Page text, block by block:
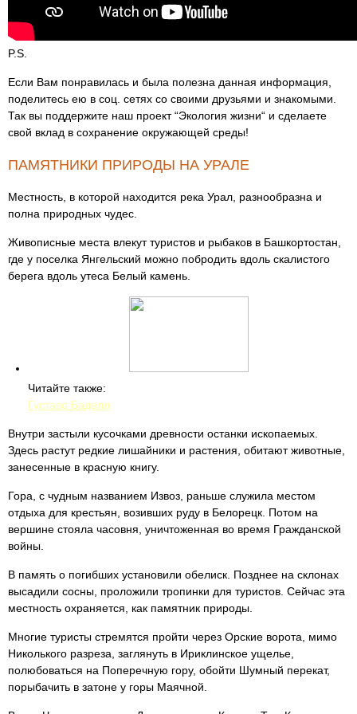
P.S.
Если Вам понравилась и была полезна данная информация,
поделитесь ею в соц. сетях со своими друзьями и знакомыми.
Так вы поддержите наш проект “Экология жизни“ и сделаете
свой вклад в сохранение окружающей среды!
ПАМЯТНИКИ ПРИРОДЫ НА УРАЛЕ
Местность, в которой находится река Урал, разнообразна и
полна природных чудес.
Живописные места влекут туристов и рыбаков в Башкортостан,
где у поселка Янгельский можно побродить вдоль скалистого
берега вдоль утеса Белый камень.
Читайте также:
Густаво Баделл
Внутри застыли кусочками древности останки ископаемых.
Здесь растут редкие лишайники и растения, обитают животные,
занесенные в красную книгу.
Гора, с чудным названием Извоз, раньше служила местом
отдыха для крестьян, возивших руду в Белорецк. Потом на
вершине стояла часовня, уничтоженная во время Гражданской
войны.
В память о погибших установили обелиск. Позднее на склонах
высадили сосны, проложили тропинки для туристов. Сейчас эта
местность охраняется, как памятник природы.
Многие туристы стремятся пройти через Орские ворота, мимо
Николького разреза, заглянуть в Ириклинское ущелье,
полюбоваться на Поперечную гору, обойти Шумный перекат,
порыбачить в затоне у горы Маячной.